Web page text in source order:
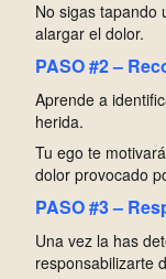
No sigas tapando
alargar el dolor.
PASO #2 –
Aprende a
herida.
Tu ego te
dolor provocado
PASO #3 –
Una vez la has
responsabilizarte